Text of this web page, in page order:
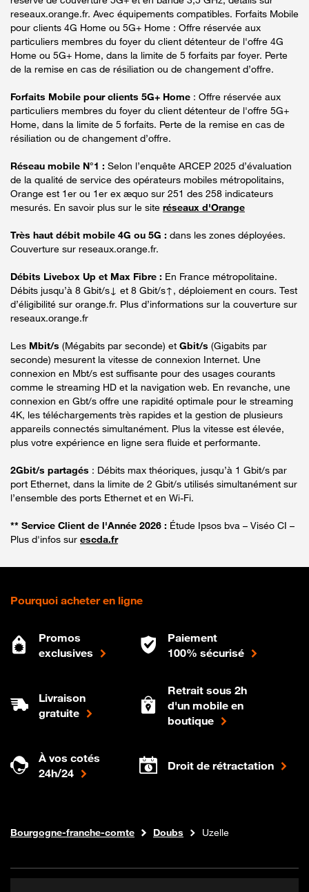
reseaux.orange.fr. Avec équipements compatibles. Forfaits Mobile
pour clients 4G Home ou 5G+ Home : Offre réservée aux
particuliers membres du foyer du client détenteur de l'offre 4G
Home ou 5G+ Home, dans la limite de 5 forfaits par foyer. Perte
de la remise en cas de résiliation ou de changement d’offre.
Forfaits Mobile pour clients 5G+ Home : Offre réservée aux
particuliers membres du foyer du client détenteur de l'offre 5G+
Home, dans la limite de 5 forfaits. Perte de la remise en cas de
résiliation ou de changement d’offre.
Réseau mobile N°1 : Selon l’enquête ARCEP 2025 d’évaluation
de la qualité de service des opérateurs mobiles métropolitains,
Orange est 1er ou 1er ex æquo sur 251 des 258 indicateurs
mesurés. En savoir plus sur le site réseaux d'Orange
Très haut débit mobile 4G ou 5G : dans les zones déployées.
Couverture sur reseaux.orange.fr.
Débits Livebox Up et Max Fibre : En France métropolitaine.
Débits jusqu’à 8 Gbit/s↓ et 8 Gbit/s↑, déploiement en cours. Test
d’éligibilité sur orange.fr. Plus d’informations sur la couverture sur
reseaux.orange.fr
Les Mbit/s (Mégabits par seconde) et Gbit/s (Gigabits par
seconde) mesurent la vitesse de connexion Internet. Une
connexion en Mbt/s est suffisante pour des usages courants
comme le streaming HD et la navigation web. En revanche, une
connexion en Gbt/s offre une rapidité optimale pour le streaming
4K, les téléchargements très rapides et la gestion de plusieurs
appareils connectés simultanément. Plus la vitesse est élevée,
plus votre expérience en ligne sera fluide et performante.
2Gbit/s partagés : Débits max théoriques, jusqu’à 1 Gbit/s par
port Ethernet, dans la limite de 2 Gbit/s utilisés simultanément sur
l’ensemble des ports Ethernet et en Wi-Fi.
** Service Client de l'Année 2026 : Étude Ipsos bva – Viséo CI –
Plus d'infos sur escda.fr
Pourquoi acheter en ligne
Promos
exclusives
Paiement
100% sécurisé
Livraison
gratuite
Retrait sous 2h
d'un mobile en
boutique
À vos cotés
24h/24
Droit de rétractation
Boutique Orange
Internet fibre
Bourgogne-franche-comte Doubs Uzelle